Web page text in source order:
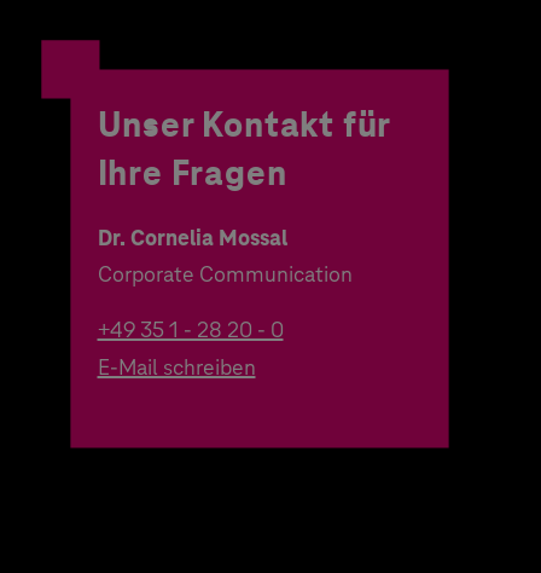
Unser Kontakt für
Ihre Fragen
Dr. Cornelia Mossal
Corporate Communication
+49 35 1 - 28 20 - 0
E-Mail schreiben